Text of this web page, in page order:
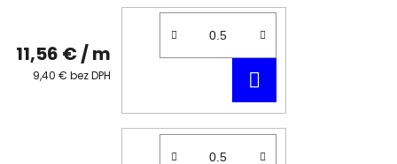
11,56 € / m
9,40 € bez DPH
KOŠÍKA